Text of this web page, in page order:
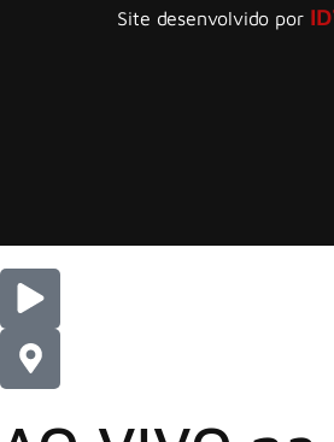
Site desenvolvido por